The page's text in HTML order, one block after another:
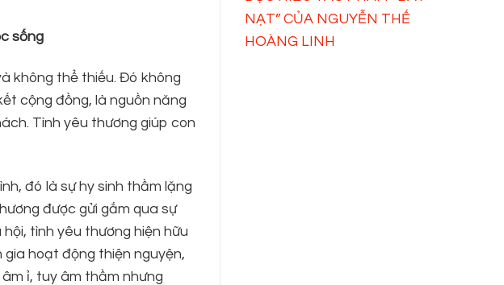
sống
không thể thiếu. Đó không
cộng đồng, là nguồn năng
Tình yêu thương giúp con
đó là sự hy sinh thầm lặng
được gửi gắm qua sự
tình yêu thương hiện hữu
hoạt động thiện nguyện,
ỉ, tuy âm thầm nhưng
NẠT” CỦA NGUYỄN THẾ
HOÀNG LINH